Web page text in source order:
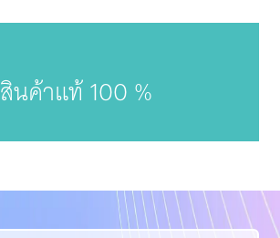
สินค้าแท้ 100 %